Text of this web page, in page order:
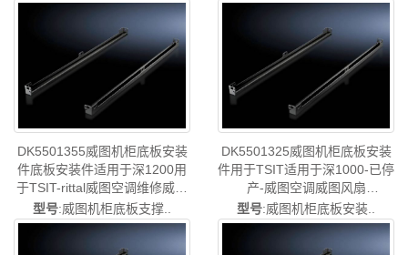
DK5501355威图机柜底板安装
件底板安装件适用于深1200用
于TSIT-rittal威图空调维修威图
电柜威图母线威图风扇威图
PDU威图售后DK5501.355
型号:威图机柜底板支撑..
DK5501325威图机柜底板安装
件用于TSIT适用于深1000-已停
产-威图空调威图风扇
DK5501.325
型号:威图机柜底板安装..